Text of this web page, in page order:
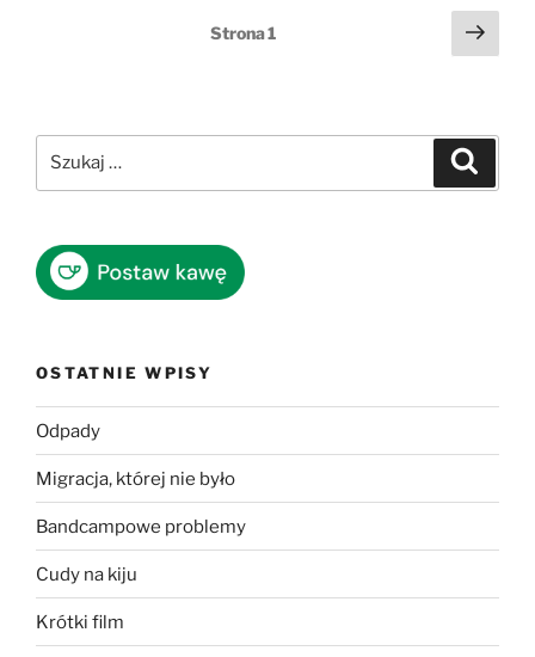
Strona1
OSTATNIE WPISY
Odpady
Migracja, której nie było
Bandcampowe problemy
Cudy na kiju
Krótki film